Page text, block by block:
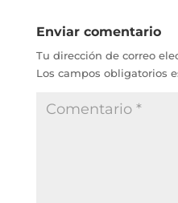
Enviar comentario
Tu dirección de correo
Los campos obligatorios